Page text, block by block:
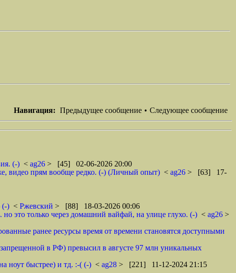
Навигация: Предыдущее сообщение • Следующее сообщение
(-) < ag26 > [45] 02-06-2026 20:00
видео прям вообще редко. (-) (Личный опыт) < ag26 > [63] 17-
(-) < Ржевский > [88] 18-03-2026 00:06
это только через домашний вайфай, на улице глухо. (-) < ag26 >
ранее ресурсы время от времени становятся доступными
в РФ) превысил в августе 97 млн уникальных
ноут быстрее) и тд. :-( (-) < ag28 > [221] 11-12-2024 21:15